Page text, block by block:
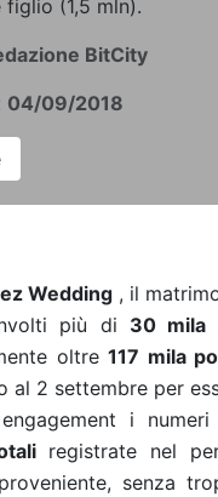
(1,5 mln).
BitCity
04/09/2018
Wedding , il
più di 30 mila
oltre117 mila
al 2 settembre per
i
registrate nel
senza